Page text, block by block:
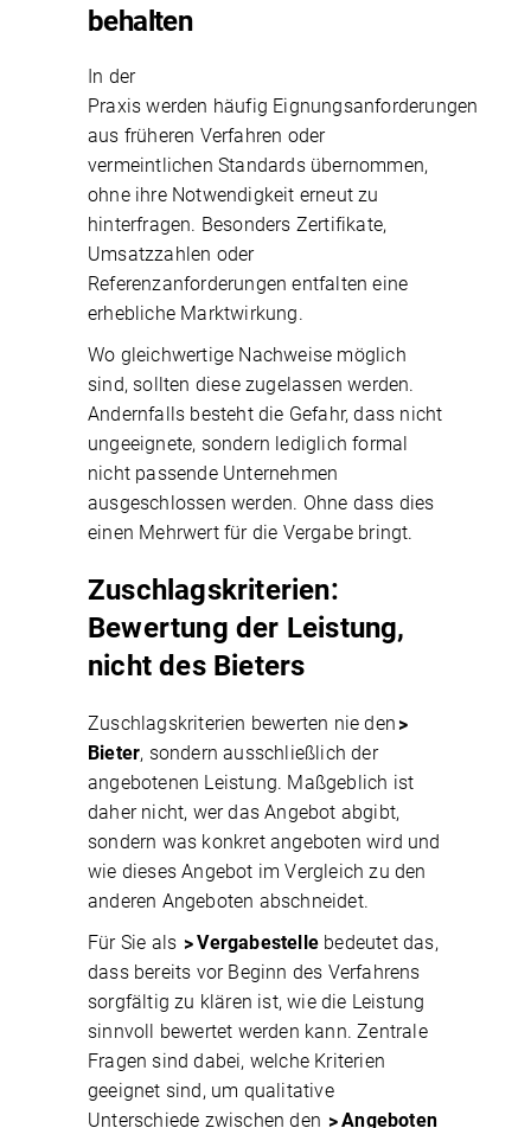
behalten
In der
Praxis werden häufig Eignungsanforderungen
aus früheren Verfahren oder
vermeintlichen Standards übernommen,
ohne ihre Notwendigkeit erneut zu
hinterfragen. Besonders Zertifikate,
Umsatzzahlen oder
Referenzanforderungen entfalten eine
erhebliche Marktwirkung.
Wo gleichwertige Nachweise möglich
sind, sollten diese zugelassen werden.
Andernfalls besteht die Gefahr, dass nicht
ungeeignete, sondern lediglich formal
nicht passende Unternehmen
ausgeschlossen werden. Ohne dass dies
einen Mehrwert für die Vergabe bringt.
Zuschlagskriterien:
Bewertung der Leistung,
nicht des Bieters
Zuschlagskriterien bewerten nie den
Bieter, sondern ausschließlich der
angebotenen Leistung. Maßgeblich ist
daher nicht, wer das Angebot abgibt,
sondern was konkret angeboten wird und
wie dieses Angebot im Vergleich zu den
anderen Angeboten abschneidet.
Für Sie als
Vergabestelle bedeutet das,
dass bereits vor Beginn des Verfahrens
sorgfältig zu klären ist, wie die Leistung
sinnvoll bewertet werden kann. Zentrale
Fragen sind dabei, welche Kriterien
geeignet sind, um qualitative
Unterschiede zwischen den
Angeboten